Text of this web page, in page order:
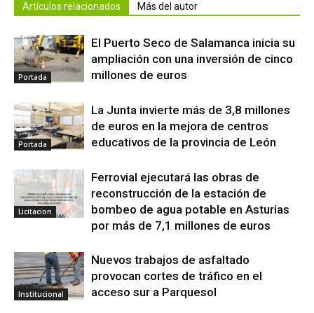
Artículos relacionados Más del autor
Portada
El Puerto Seco de Salamanca inicia su
ampliación con una inversión de cinco
millones de euros
Portada
La Junta invierte más de 3,8 millones
de euros en la mejora de centros
educativos de la provincia de León
Licitacion
Ferrovial ejecutará las obras de
reconstrucción de la estación de
bombeo de agua potable en Asturias
por más de 7,1 millones de euros
Institucional
Nuevos trabajos de asfaltado
provocan cortes de tráfico en el
acceso sur a Parquesol